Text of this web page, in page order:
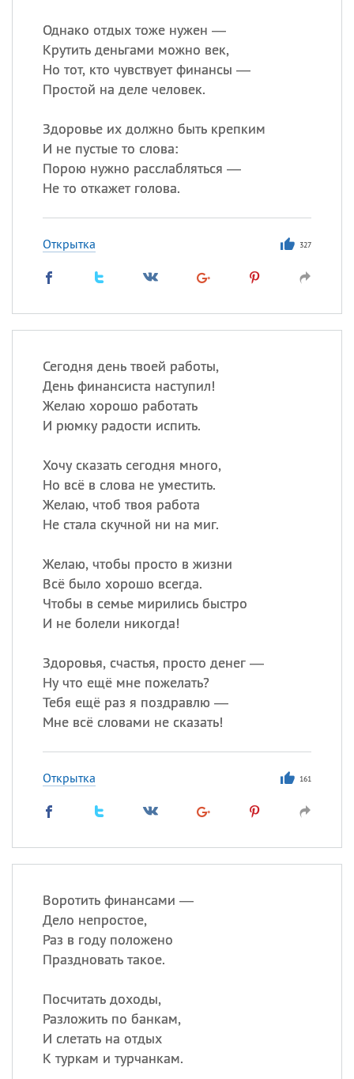
Однако отдых тоже нужен —
Крутить деньгами можно век,
Но тот, кто чувствует финансы —
Простой на деле человек.
Здоровье их должно быть крепким
И не пустые то слова:
Порою нужно расслабляться —
Не то откажет голова.
Открытка 327
Сегодня день твоей работы,
День финансиста наступил!
Желаю хорошо работать
И рюмку радости испить.
Хочу сказать сегодня много,
Но всё в слова не уместить.
Желаю, чтоб твоя работа
Не стала скучной ни на миг.
Желаю, чтобы просто в жизни
Всё было хорошо всегда.
Чтобы в семье мирились быстро
И не болели никогда!
Здоровья, счастья, просто денег —
Ну что ещё мне пожелать?
Тебя ещё раз я поздравлю —
Мне всё словами не сказать!
Открытка 161
Воротить финансами —
Дело непростое,
Раз в году положено
Праздновать такое.
Посчитать доходы,
Разложить по банкам,
И слетать на отдых
К туркам и турчанкам.